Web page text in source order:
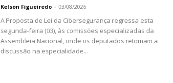
Kelson Figueiredo - 03/08/2026
A Proposta de Lei da Cibersegurança regressa esta
segunda-feira (03), às comissões especializadas da
Assembleia Nacional, onde os deputados retomam a
discussão na especialidade...